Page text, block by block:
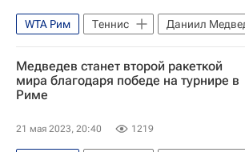
WTA Рим Теннис
Даниил
Хольгер Руне
Медведев станет второй ракеткой
мира благодаря победе на турнире в
Риме
21 мая 2023, 20:40 1219